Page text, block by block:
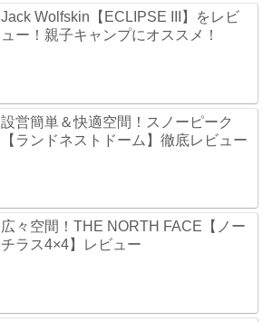
Jack Wolfskin【ECLIPSE III】をレビ
ュー！親子キャンプにオススメ！
設営簡単＆快適空間！スノーピーク
【ランドネストドーム】徹底レビュー
広々空間！THE NORTH FACE【ノー
チラス4×4】レビュー